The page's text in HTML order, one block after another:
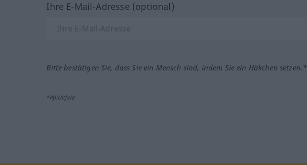
Ihre E-Mail-Adresse (optional)
Bitte bestätigen Sie, dass Sie ein Mensch sind, indem Sie ein Häkchen setzen.*
*Pflichtfeld